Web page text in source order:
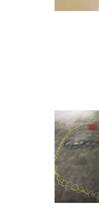
schon sicher.“